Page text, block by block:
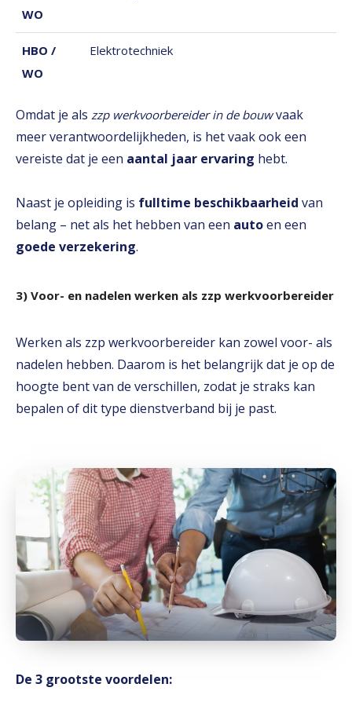
WO
HBO /
WO
Elektrotechniek
Omdat je als zzp werkvoorbereider in de bouwvaak
meer verantwoordelijkheden, is het vaak ook een
vereiste dat je een aantal jaar ervaring hebt.
Naast je opleiding is fulltime beschikbaarheid van
belang – net als het hebben van een autoen een
goede verzekering.
3) Voor- en nadelen werken als zzp werkvoorbereider
Werken als zzp werkvoorbereider kan zowel voor- als
nadelen hebben. Daarom is het belangrijk dat je op de
hoogte bent van de verschillen, zodat je straks kan
bepalen of dit type dienstverband bij je past.
De 3 grootste voordelen: